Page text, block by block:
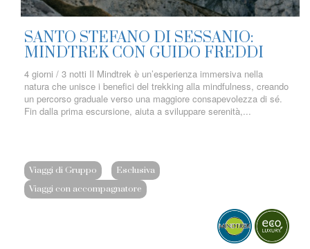
SANTO STEFANO DI SESSANIO:
MINDTREK CON GUIDO FREDDI
4 giorni / 3 notti Il Mindtrek è un’esperienza immersiva nella
natura che unisce i benefici del trekking alla mindfulness, creando
un percorso graduale verso una maggiore consapevolezza di sé.
Fin dalla prima escursione, aiuta a sviluppare serenità,...
Viaggi di Gruppo
Esclusiva
Viaggi con accompagnatore